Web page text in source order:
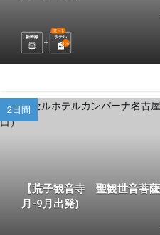
新幹線 ホテル
選べる
1 泊
2日間
【荒子観音寺 聖観世音菩
月-9月出発)